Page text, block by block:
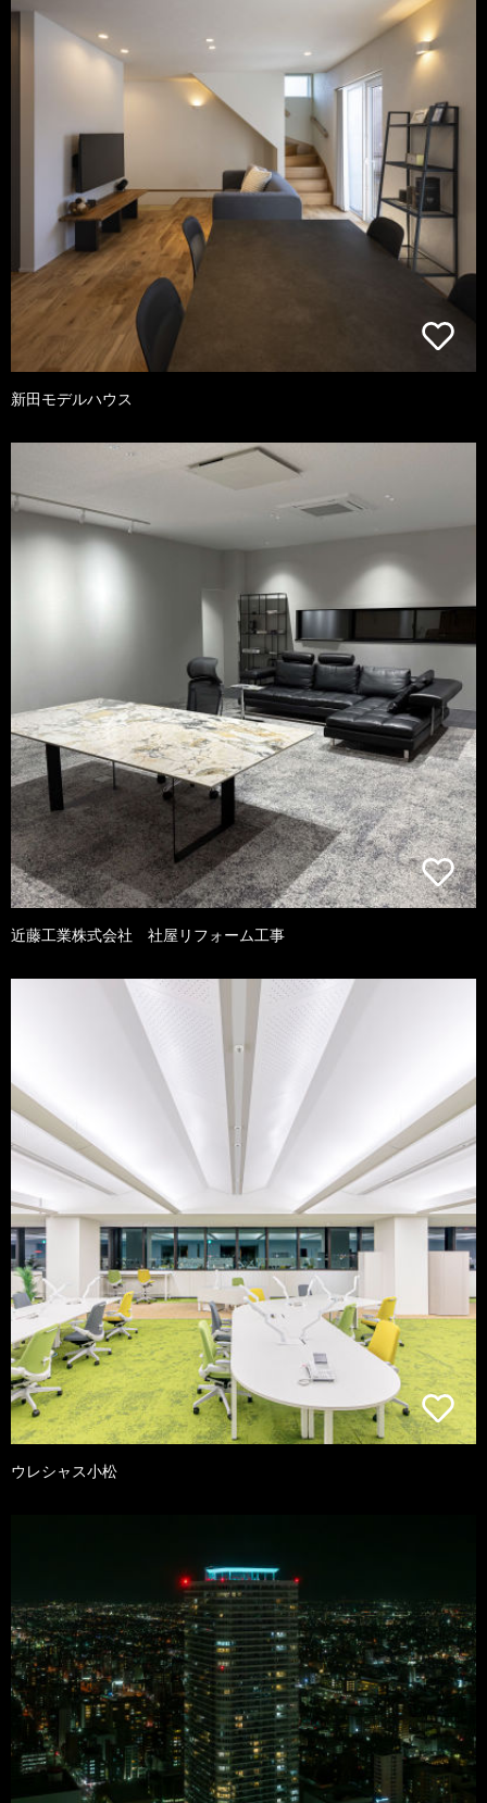
新田モデルハウス
近藤工業株式会社 社屋リフォーム工事
ウレシャス小松